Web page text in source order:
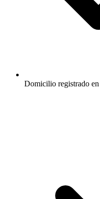
Domicilio registrado